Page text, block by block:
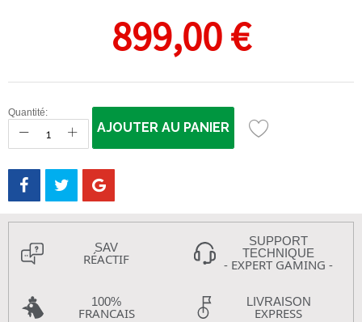
899,00 €
Quantité:
AJOUTER AU PANIER
SAV
RÉACTIF
SUPPORT
TECHNIQUE
- EXPERT GAMING -
100%
FRANCAIS
LIVRAISON
EXPRESS